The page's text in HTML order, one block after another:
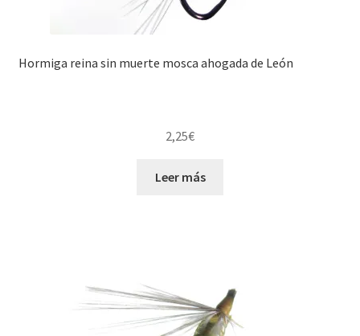
Hormiga reina sin muerte mosca ahogada de León
2,25€
Leer más